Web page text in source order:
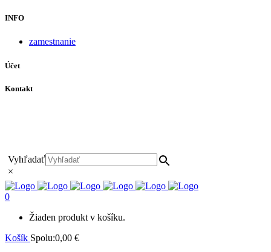
INFO
zamestnanie
Účet
Kontakt
Vyhľadať
×
0
Žiaden produkt v košíku.
Košík Spolu:0,00 €